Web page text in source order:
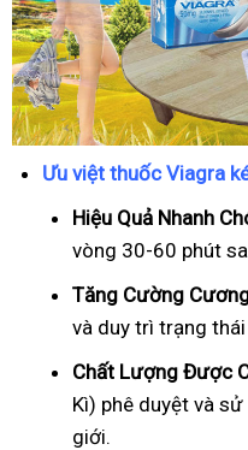
Ưu việt thuốc Viagra
Hiệu Quả Nhanh
vòng 30-60 phút
Tăng Cường
và duy trì trạng
Chất Lượng Được
Kì) phê duyệt và
giới.